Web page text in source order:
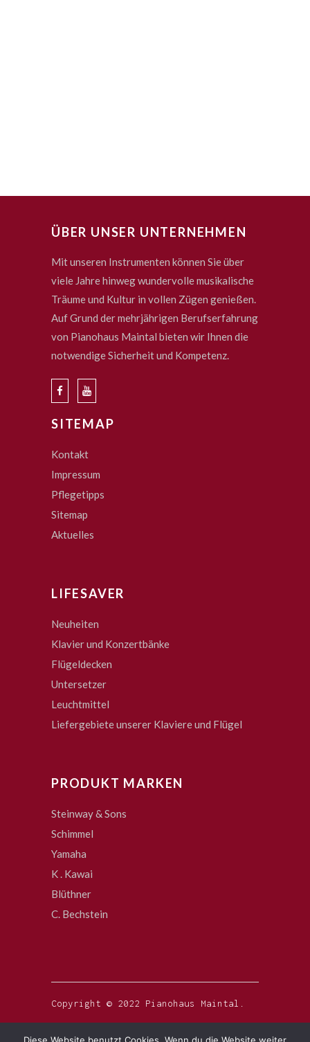
ÜBER UNSER UNTERNEHMEN
Mit unseren Instrumenten können Sie über
viele Jahre hinweg wundervolle musikalische
Träume und Kultur in vollen Zügen genießen.
Auf Grund der mehrjährigen Berufserfahrung
von Pianohaus Maintal bieten wir Ihnen die
notwendige Sicherheit und Kompetenz.
SITEMAP
Kontakt
Impressum
Pflegetipps
Sitemap
Aktuelles
LIFESAVER
Neuheiten
Klavier und Konzertbänke
Flügeldecken
Untersetzer
Leuchtmittel
Liefergebiete unserer Klaviere und Flügel
PRODUKT MARKEN
Steinway & Sons
Schimmel
Yamaha
K . Kawai
Blüthner
C. Bechstein
Copyright © 2022 Pianohaus Maintal.